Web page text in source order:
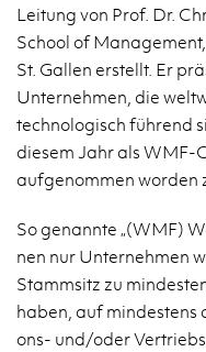
Leitung von Prof. Dr.
School of
St. Gallen erstellt. Er
Unternehmen, die
technologisch führend
diesem Jahr als WMF-
aufgenommen worden
So ge­nann­te „(WMF)
nen nur Un­ter­neh­men
Stamm­sitz zu
haben, auf
ons- und/oder